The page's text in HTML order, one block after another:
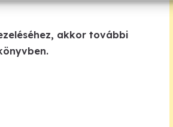
akkor további